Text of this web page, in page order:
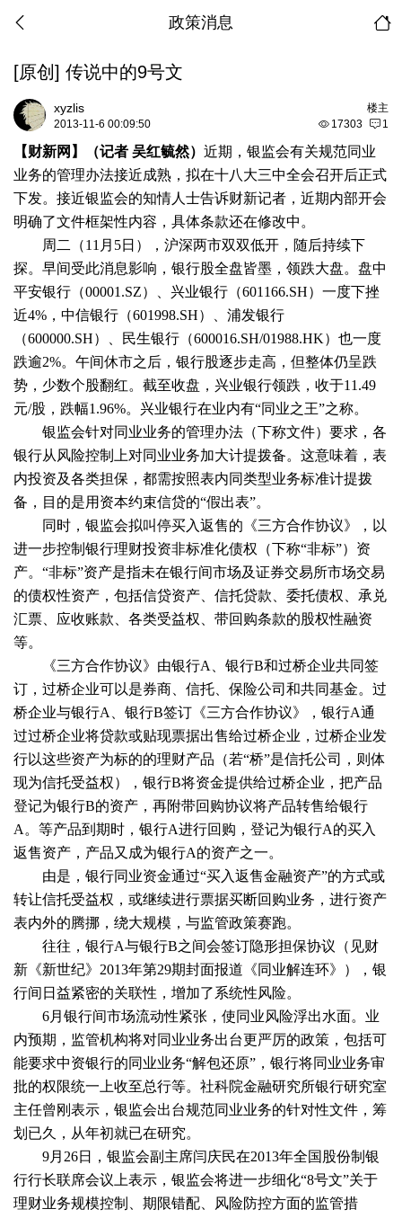
政策消息
[原创] 传说中的9号文
楼主
xyzlis
17303 1
2013-11-6 00:09:50
【财新网】（记者 吴红毓然） 近期， 银监会有关规范同业
业务的管理办法接近成熟，拟在十八大三中全会召开后正式
下发。接近银监会的知情人士告诉财新记者，近期内部开会
明确了文件框架性内容，具体条款还在修改中。
周二（11月5日），沪深两市双双低开，随后持续下
探。早间受此消息影响，银行股全盘皆墨，领跌大盘。盘中
平安银行 （00001.SZ）、 兴业银行 （601166.SH）一度下挫
近4%， 中信银行 （601998.SH）、 浦发银行
（600000.SH）、
民生银行 （600016.SH/01988.HK）也一度
跌逾2%。午间休市之后，银行股逐步走高，但整体仍呈跌
势，少数个股翻红。截至收盘，兴业银行领跌，收于11.49
元/股，跌幅1.96%。兴业银行在业内有“同业之王”之称。
银监会针对同业业务的管理办法（下称文件）要求，各
银行从风险控制上对同业业务加大计提拨备。这意味着，表
内投资及各类担保，都需按照表内同类型业务标准计提拨
备，目的是用资本约束信贷的“假出表”。
同时，银监会拟叫停买入返售的《三方合作协议》，以
进一步控制银行理财投资非标准化债权（下称“非标”）资
产。“非标”资产是指未在银行间市场及证券交易所市场交易
的债权性资产，包括信贷资产、信托贷款、委托债权、承兑
汇票、应收账款、各类受益权、带回购条款的股权性融资
等。
《三方合作协议》由银行A、银行B和过桥企业共同签
订，过桥企业可以是券商、信托、保险公司和共同基金。过
桥企业与银行A、银行B签订《三方合作协议》，银行A通
过过桥企业将贷款或贴现票据出售给过桥企业，过桥企业发
行以这些资产为标的的理财产品（若“桥”是信托公司，则体
现为信托受益权），银行B将资金提供给过桥企业，把产品
登记为银行B的资产，再附带回购协议将产品转售给银行
A。等产品到期时，银行A进行回购，登记为银行A的买入
返售资产，产品又成为银行A的资产之一。
由是，银行同业资金通过“买入返售金融资产”的方式或
转让信托受益权，或继续进行票据买断回购业务，进行资产
表内外的腾挪，绕大规模，与监管政策赛跑。
往往，银行A与银行B之间会签订隐形担保协议（见财
新《新世纪》2013年第29期封面报道《同业解连环》），银
行间日益紧密的关联性，增加了系统性风险。
6月银行间市场流动性紧张，使同业风险浮出水面。业
内预期，监管机构将对同业业务出台更严厉的政策，包括可
能要求中资银行的同业业务“解包还原”，银行将同业业务审
批的权限统一上收至总行等。社科院金融研究所银行研究室
主任曾刚表示，银监会出台规范同业业务的针对性文件，筹
划已久，从年初就已在研究。
9月26日，银监会副主席闫庆民在2013年全国股份制银
行行长联席会议上表示，银监会将进一步细化“8号文”关于
理财业务规模控制、期限错配、风险防控方面的监管措